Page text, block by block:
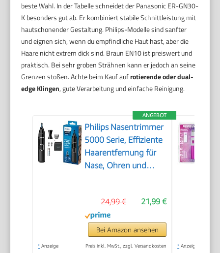
beste Wahl. In der Tabelle schneidet der Panasonic ER-GN30-
K besonders gut ab. Er kombiniert stabile Schnittleistung mit
hautschonender Gestaltung. Philips-Modelle sind sanfter
und eignen sich, wenn du empfindliche Haut hast, aber die
Haare nicht extrem dick sind. Braun EN10 ist preiswert und
praktisch. Bei sehr groben Strähnen kann er jedoch an seine
Grenzen stoßen. Achte beim Kauf aufrotierende oder dual-
edge Klingen, gute Verarbeitung und einfache Reinigung.
ANGEBOT
Philips Nasentrimmer
5000 Serie, Effiziente
Haarentfernung für
Nase, Ohren und
Technologie,
wasserdicht, Modell
NT5650/16
21,99 €
24,99 €
Bei Amazon ansehen
* Anzeige Preis inkl. MwSt., zzgl. Versandkosten * Anzeige